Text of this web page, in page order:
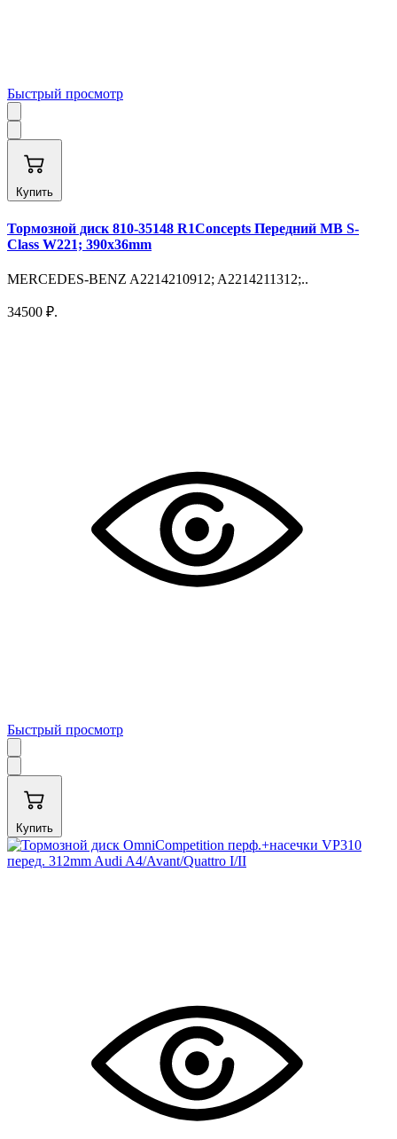
Быстрый просмотр
Купить
Тормозной диск 810-35148 R1Concepts Передний MB S-
Class W221; 390х36mm
MERCEDES-BENZ A2214210912; A2214211312;..
34500 ₽.
Быстрый просмотр
Купить